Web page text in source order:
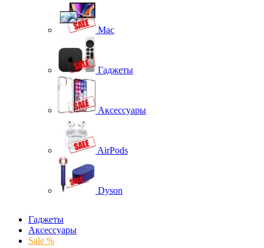
Mac
Гаджеты
Аксессуары
AirPods
Dyson
Гаджеты
Аксессуары
Sale %